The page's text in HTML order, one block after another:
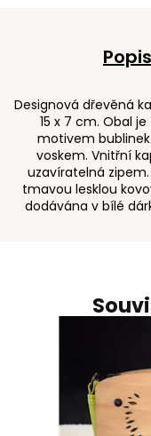
Popis
Designová dřevěná
15 x 7 cm. Obal
motivem
voskem. Vnitřní
uzavíratelná
tmavou lesklou
dodávána v bílé